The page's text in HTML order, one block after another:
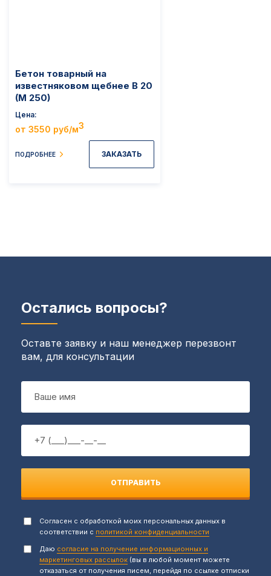
Бетон товарный на
известняковом щебнее B 20
(M 250)
Цена
от 3550 руб/м3
ПОДРОБНЕЕ ЗАКАЗАТЬ
Остались вопросы?
Оставте заявку и наш менеджер перезвонт
вам, для консультации
ОТПРАВИТЬ
Согласен с обработкой моих персональных данных в
соответствии с политикой конфиденциальности
Даю согласие на получение информационных и
маркетинговых рассылок (вы в любой момент можете
отказаться от получения писем, перейдя по ссылке отписки